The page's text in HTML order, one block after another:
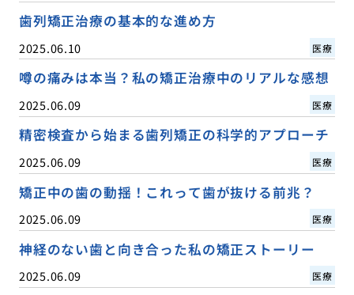
歯列矯正治療の基本的な進め方
2025.06.10 医療
噂の痛みは本当？私の矯正治療中のリアルな感想
2025.06.09 医療
精密検査から始まる歯列矯正の科学的アプローチ
2025.06.09 医療
矯正中の歯の動揺！これって歯が抜ける前兆？
2025.06.09 医療
神経のない歯と向き合った私の矯正ストーリー
2025.06.09 医療